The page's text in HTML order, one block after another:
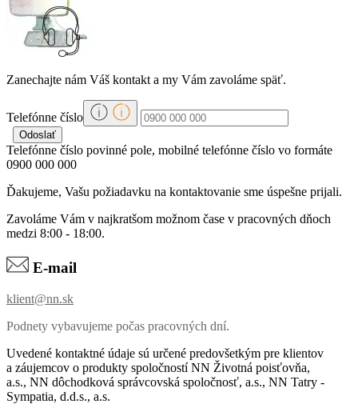
Zanechajte nám Váš kontakt a my Vám zavoláme späť.
Telefónne číslo
Telefónne číslo povinné pole, mobilné telefónne číslo vo formáte
0900 000 000
Ďakujeme, Vašu požiadavku na kontaktovanie sme úspešne prijali.
Zavoláme Vám v najkratšom možnom čase v pracovných dňoch
medzi 8:00 - 18:00.
E-mail
klient@nn.sk
Podnety vybavujeme počas pracovných dní.
Uvedené kontaktné údaje sú určené predovšetkým pre klientov
a záujemcov o produkty spoločnostíNN Životná poisťovňa,
a.s., NN dôchodková správcovská spoločnosť, a.s., NN Tatry -
Sympatia, d.d.s., a.s.